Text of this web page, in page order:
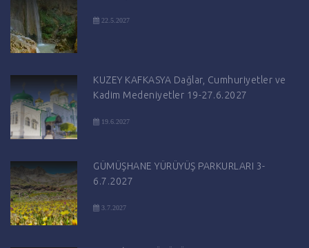
22.5.2027
KUZEY KAFKASYA Dağlar, Cumhuriyetler ve
Kadim Medeniyetler 19-27.6.2027
19.6.2027
GÜMÜŞHANE YÜRÜYÜŞ PARKURLARI 3-
6.7.2027
3.7.2027